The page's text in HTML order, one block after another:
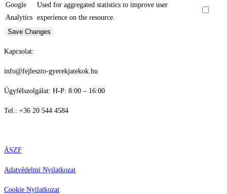
Google
Analytics
Used for aggregated statistics to improve user
experience on the resource.
Save Changes
Kapcsolat:
info@fejleszto-gyerekjatekok.hu
Ügyfélszolgálat: H-P: 8:00 – 16:00
Tel.: +36 20 544 4584
ÁSZF
Adatvédelmi Nyilatkozat
Cookie Nyilatkozat